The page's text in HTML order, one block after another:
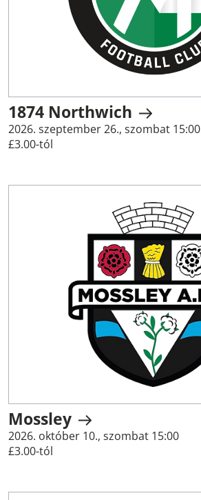
1874 Northwich
2026. szeptember 26., szombat 15:00
£3.00-tól
Mossley
2026. október 10., szombat 15:00
£3.00-tól